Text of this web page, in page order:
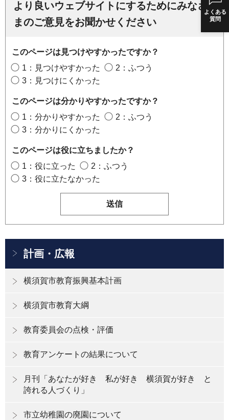
よくある
質問
より良いウェブサイトにするためにみなさ
まのご意見をお聞かせください
このページは見つけやすかったですか？
1：見つけやすかった
2：ふつう
3：見つけにくかった
このページは分かりやすかったですか？
1：分かりやすかった
2：ふつう
3：分かりにくかった
このページは役に立ちましたか？
1：役に立った
2：ふつう
3：役に立たなかった
計画・広報
横須賀市教育振興基本計画
横須賀市教育大綱
教育委員会の点検・評価
教育アンケートの結果について
月刊「あなたが好き 私が好き 横須賀が好き と
誇れる人づくり」
市立幼稚園の廃園について